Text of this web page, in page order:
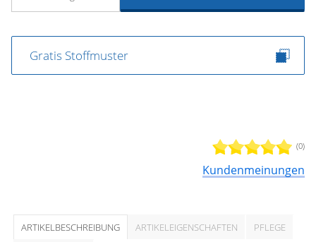
(0)
Kundenmeinungen
Gratis Stoffmuster
ARTIKELBESCHREIBUNG ARTIKELEIGENSCHAFTEN PFLEGE